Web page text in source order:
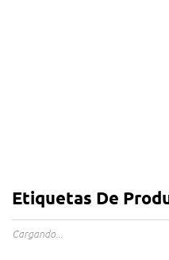
Etiquetas De
Cargando...